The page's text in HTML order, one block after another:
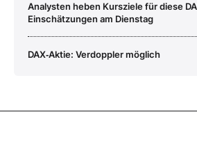
Analysten heben Kursziele für diese
Einschätzungen am Dienstag
DAX‑Aktie: Verdoppler möglich